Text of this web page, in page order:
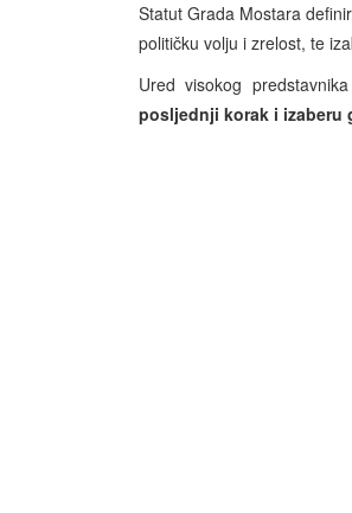
Statut Grada Mostara
političku volju i zrelost, te
Ured visokog
posljednji korak i izaberu